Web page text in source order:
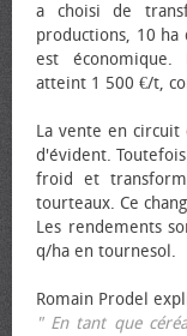
a choisi de
productions, 10
est économique.
atteint 1 500 €/t,
La vente en
d'évident.
froid et
tourteaux. Ce
Les rendements
q/ha en tournesol.
Romain Prodel
" En tant que